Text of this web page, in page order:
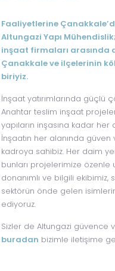
Faaliyetlerine
Altungazi Yapı
inşaat firmaları arasında
Çanakkale ve ilçelerinin
biriyiz.
İnşaat yatırımlarında güçlü
Anahtar teslim inşaat
yapıların inşasına kadar
İnşaatın her alanında
kadroya sahibiz. Her daim
bunları projelerimize özenle
donanımlı ve bilgili ekibimiz,
sektörün önde gelen
ediyoruz.
Sizler de Altungazi güvence
buradan bizimle iletişime